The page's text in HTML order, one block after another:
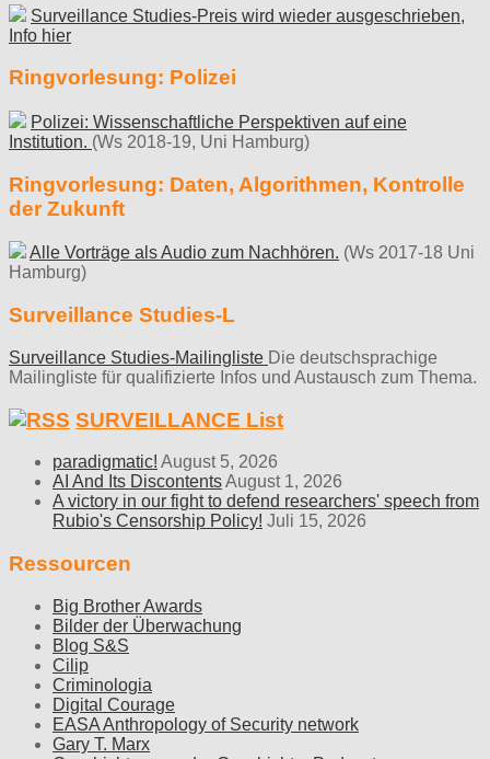
Surveillance Studies-Preis wird wieder ausgeschrieben,
Info hier
Ringvorlesung: Polizei
Polizei: Wissenschaftliche Perspektiven auf eine
Institution. (Ws 2018-19, Uni Hamburg)
Ringvorlesung: Daten, Algorithmen, Kontrolle
der Zukunft
Alle Vorträge als Audio zum Nachhören. (Ws 2017-18 Uni
Hamburg)
Surveillance Studies-L
Surveillance Studies-Mailingliste Die deutschsprachige
Mailingliste für qualifizierte Infos und Austausch zum Thema.
SURVEILLANCE List
paradigmatic! August 5, 2026
AI And Its DiscontentsAugust 1, 2026
A victory in our fight to defend researchers' speech from
Rubio's Censorship Policy! Juli 15, 2026
Ressourcen
Big Brother Awards
Bilder der Überwachung
Blog S&S
Cilip
Criminologia
Digital Courage
EASA Anthropology of Security network
Gary T. Marx